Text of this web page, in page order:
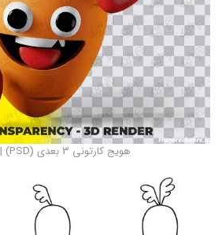
هویج کارتونی 3 بعدی (PSD) | وان پیک